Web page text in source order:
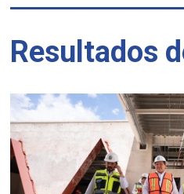
Resultados